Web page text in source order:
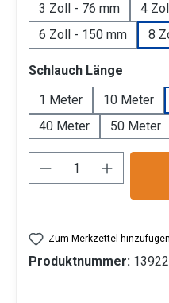
3 Zoll - 76 mm
4
6 Zoll - 150 mm
8
Schlauch Länge
1 Meter
10 Meter
40 Meter
50 Meter
Produkt Anzahl:
Zum Merkzettel hinzufügen
Produktnummer: